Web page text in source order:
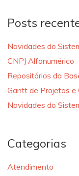
Posts
Novidades do
CNPJ Alfanumérico
Repositórios da
Gantt de Projetos e
Novidades do
Categorias
Atendimento